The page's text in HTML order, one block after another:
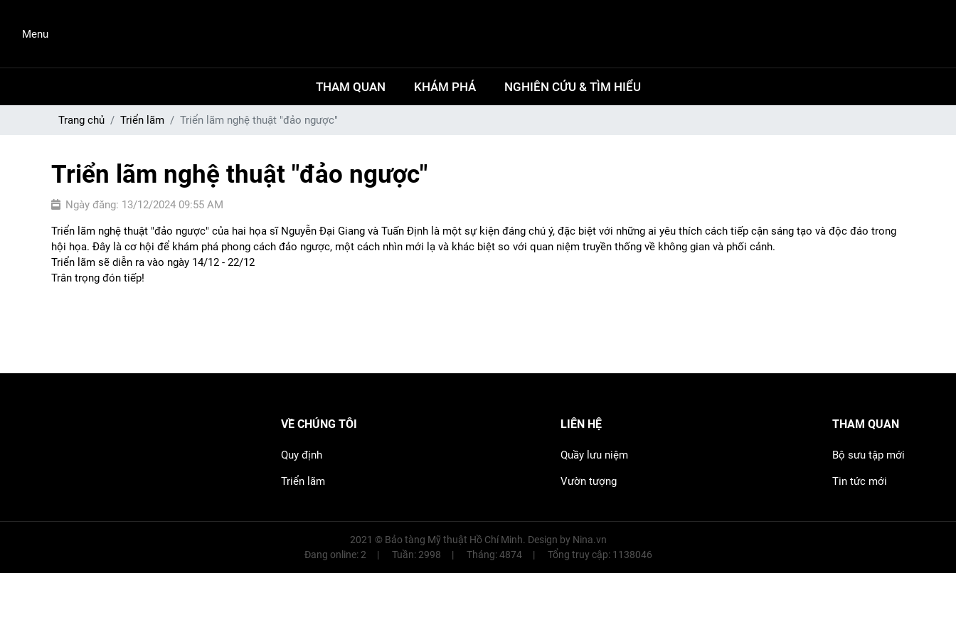
Menu
THAM QUAN KHÁM PHÁ NGHIÊN CỨU & TÌM HIỂU
Trang chủ Triển lãm Triển lãm nghệ thuật "đảo ngược"
Triển lãm nghệ thuật "đảo ngược"
Ngày đăng: 13/12/2024 09:55 AM
Triển lãm nghệ thuật "đảo ngược" của hai họa sĩ Nguyễn Đại Giang và Tuấn Định là một sự kiện đáng chú ý, đặc biệt với những ai yêu thích cách tiếp cận sáng tạo và độc đáo trong
hội họa. Đây là cơ hội để khám phá phong cách đảo ngược, một cách nhìn mới lạ và khác biệt so với quan niệm truyền thống về không gian và phối cảnh.
Triển lãm sẽ diễn ra vào ngày 14/12 - 22/12
Trân trọng đón tiếp!
VỀ CHÚNG TÔI
Quy định
Triển lãm
LIÊN HỆ
Quầy lưu niệm
Vườn tượng
THAM QUAN
Bộ sưu tập mới
Tin tức mới
2021 © Bảo tàng Mỹ thuật Hồ Chí Minh. Design by Nina.vn
Đang online: 2
Tuần: 2998 Tháng: 4874 Tổng truy cập: 1138046